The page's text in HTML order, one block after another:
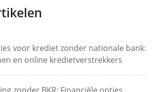
voor krediet zonder nationale bank:
en online kredietverstrekkers